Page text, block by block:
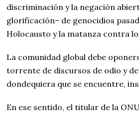
discriminación y la negación
glorificación– de genocidios
Holocausto y la matanza contra
La comunidad global debe
torrente de discursos de odio y
dondequiera que se encuentre,
En ese sentido, el titular de la